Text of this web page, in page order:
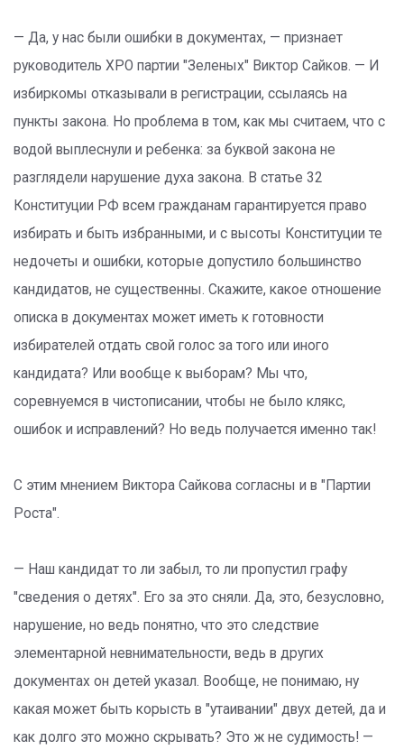
— Да, у нас были ошибки в документах, — признает
руководитель ХРО партии "Зеленых" Виктор Сайков. — И
избиркомы отказывали в регистрации, ссылаясь на
пункты закона. Но проблема в том, как мы считаем, что с
водой выплеснули и ребенка: за буквой закона не
разглядели нарушение духа закона. В статье 32
Конституции РФ всем гражданам гарантируется право
избирать и быть избранными, и с высоты Конституции те
недочеты и ошибки, которые допустило большинство
кандидатов, не существенны. Скажите, какое отношение
описка в документах может иметь к готовности
избирателей отдать свой голос за того или иного
кандидата? Или вообще к выборам? Мы что,
соревнуемся в чистописании, чтобы не было клякс,
ошибок и исправлений? Но ведь получается именно так!
С этим мнением Виктора Сайкова согласны и в "Партии
Роста".
— Наш кандидат то ли забыл, то ли пропустил графу
"сведения о детях". Его за это сняли. Да, это, безусловно,
нарушение, но ведь понятно, что это следствие
элементарной невнимательности, ведь в других
документах он детей указал. Вообще, не понимаю, ну
какая может быть корысть в "утаивании" двух детей, да и
как долго это можно скрывать? Это ж не судимость! —